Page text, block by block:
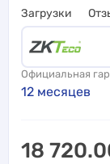
Загрузки
Официальная
12 месяцев
18